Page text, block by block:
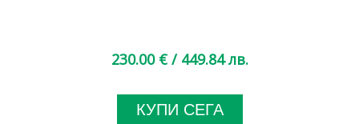
230.00 € / 449.84 лв.
КУПИ СЕГА